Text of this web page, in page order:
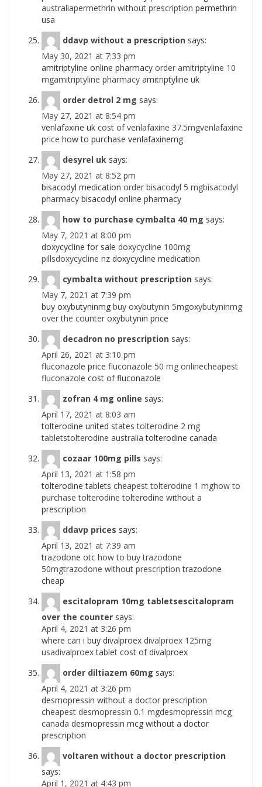
australiapermethrin without prescription permethrin
usa
ddavp without a prescription says:
May 30, 2021 at 7:33 pm
amitriptyline online pharmacy order amitriptyline 10
mgamitriptyline pharmacy amitriptyline uk
order detrol 2 mg says:
May 27, 2021 at 8:54 pm
venlafaxine uk cost of venlafaxine 37.5mgvenlafaxine
price how to purchase venlafaxinemg
desyrel uk says:
May 27, 2021 at 8:52 pm
bisacodyl medication order bisacodyl 5 mgbisacodyl
pharmacy bisacodyl online pharmacy
how to purchase cymbalta 40 mg says:
May 7, 2021 at 8:00 pm
doxycycline for sale doxycycline 100mg
pillsdoxycycline nz doxycycline medication
cymbalta without prescription says:
May 7, 2021 at 7:39 pm
buy oxybutyninmg buy oxybutynin 5mgoxybutyninmg
over the counter oxybutynin price
decadron no prescription says:
April 26, 2021 at 3:10 pm
fluconazole price fluconazole 50 mg onlinecheapest
fluconazole cost of fluconazole
zofran 4 mg online says:
April 17, 2021 at 8:03 am
tolterodine united statestolterodine 2 mg
tabletstolterodine australia tolterodine canada
cozaar 100mg pills says:
April 13, 2021 at 1:58 pm
tolterodine tablets cheapest tolterodine 1 mghow to
purchase tolterodine tolterodine without a
prescription
ddavp prices says:
April 13, 2021 at 7:39 am
trazodone otc how to buy trazodone
50mgtrazodone without prescription trazodone
cheap
escitalopram 10mg tabletsescitalopram
over the counter says:
April 4, 2021 at 3:26 pm
where can i buy divalproex divalproex 125mg
usadivalproex tablet cost of divalproex
order diltiazem 60mg says:
April 4, 2021 at 3:26 pm
desmopressin without a doctor prescription
cheapest desmopressin 0.1 mgdesmopressin mcg
canada desmopressin mcg without a doctor
prescription
voltaren without a doctor prescription
says:
April 1, 2021 at 4:43 pm